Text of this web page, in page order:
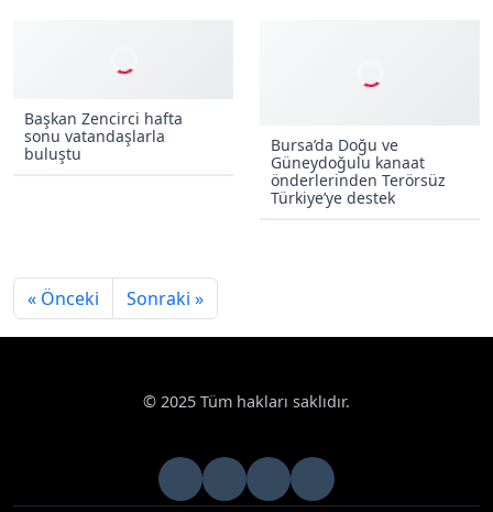
Bursa’da Doğu ve
© 2025 Tüm hakları saklıdır.